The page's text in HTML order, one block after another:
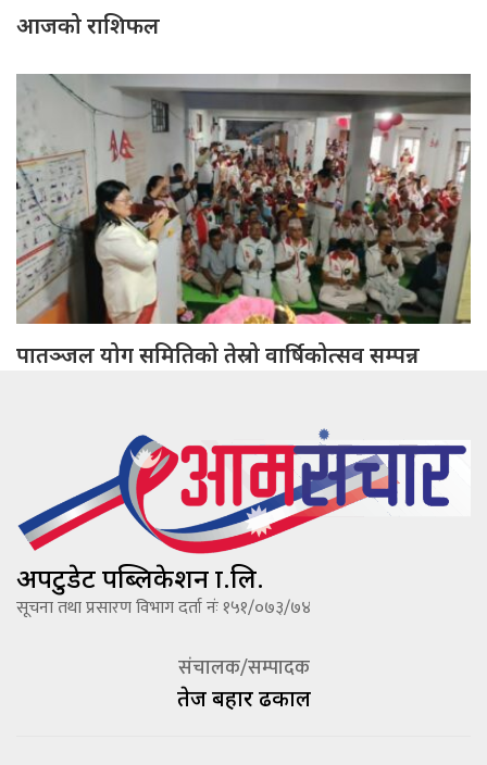
आजको राशिफल
पातञ्जल योग समितिको तेस्रो वार्षिकोत्सव सम्पन्न
अपटुडेट पब्लिकेशन प्रा.लि.
सूचना तथा प्रसारण विभाग दर्ता नंः १५१/०७३/७४
संचालक/सम्पादक
तेज बहादूर ढकाल